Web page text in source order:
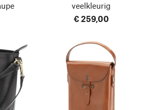
veelkleurig
€ 259,00